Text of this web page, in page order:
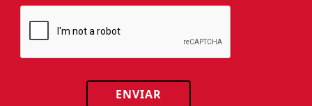
ENVIAR